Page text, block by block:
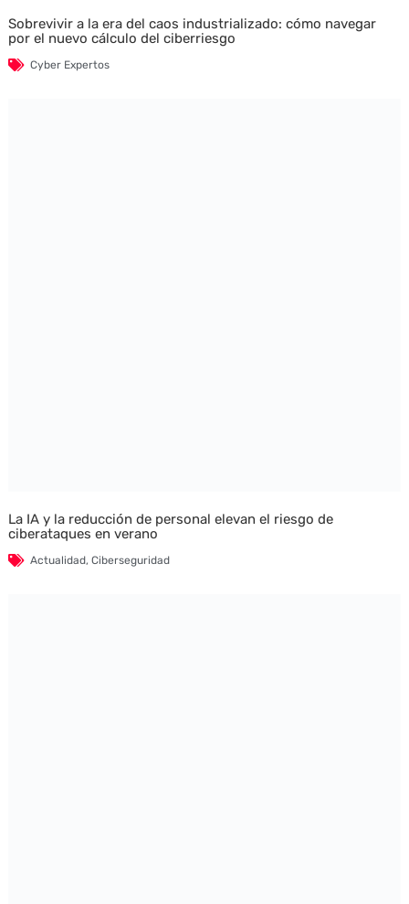
Sobrevivir a la era del caos industrializado: cómo navegar
por el nuevo cálculo del ciberriesgo
Cyber Expertos
La IA y la reducción de personal elevan el riesgo de
ciberataques en verano
Actualidad, Ciberseguridad